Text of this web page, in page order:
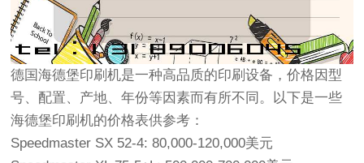
德国海德堡印刷机是一种高品质的印刷设备，价格因型
号、配置、产地、年份等因素而有所不同。以下是一些
海德堡印刷机的价格表供参考：
Speedmaster SX 52-4: 80,000-120,000美元